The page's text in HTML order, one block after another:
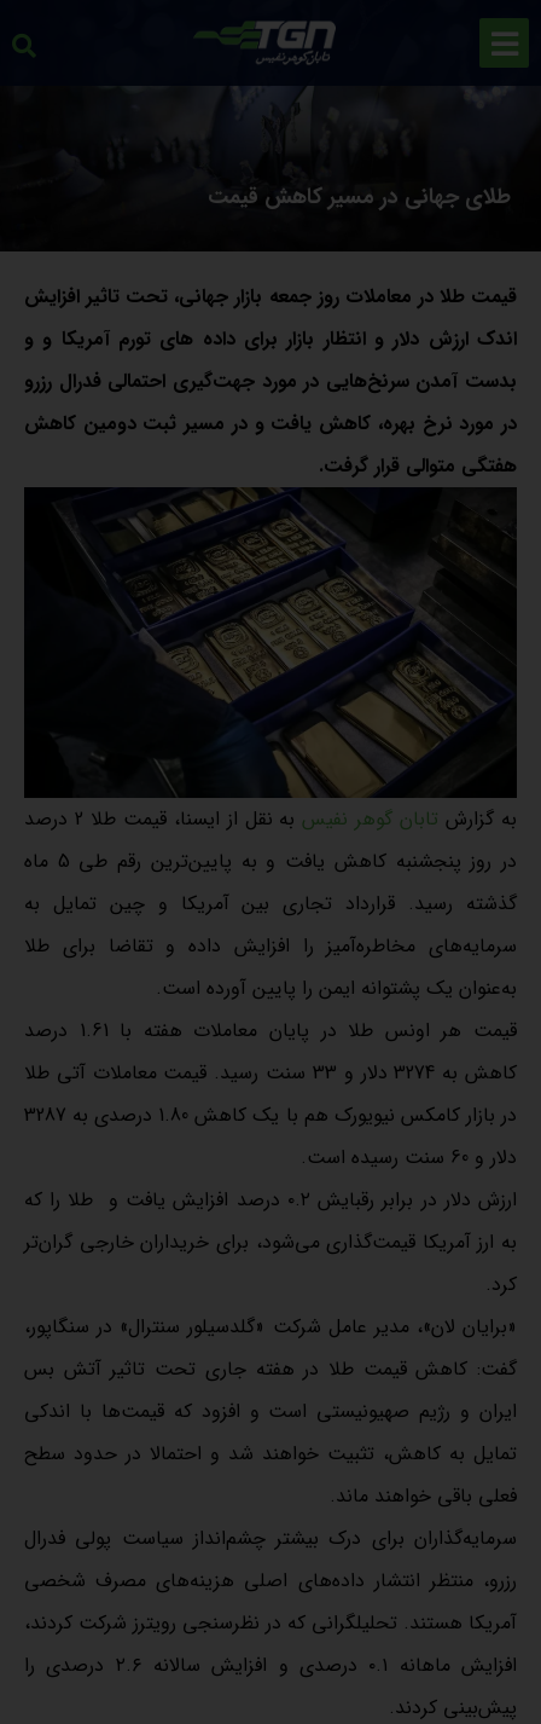
طلای جهانی در مسیر کاهش قیمت
قیمت طلا در معاملات روز جمعه بازار جهانی، تحت تاثیر افزایش
اندک ارزش دلار و انتظار بازار برای داده های تورم آمریکا و و
بدست آمدن سرنخ‌هایی در مورد جهت‌گیری احتمالی فدرال رزرو
در مورد نرخ بهره، کاهش یافت و در مسیر ثبت دومین کاهش
هفتگی متوالی قرار گرفت.
به گزارش تابان گوهر نفیس
به نقل از ایسنا، قیمت طلا 2 درصد
در روز پنجشنبه کاهش یافت و به پایین‌ترین رقم طی 5 ماه
گذشته رسید. قرارداد تجاری بین آمریکا و چین تمایل به
سرمایه‌های مخاطره‌آمیز را افزایش داده و تقاضا برای طلا
به‌عنوان یک پشتوانه ایمن را پایین آورده است.
قیمت هر اونس طلا در پایان معاملات هفته با 1.61 درصد
کاهش به 3274 دلار و 33 سنت رسید. قیمت معاملات آتی طلا
در بازار کامکس نیویورک هم با یک کاهش 1.80 درصدی به 3287
دلار و 60 سنت رسیده است.
ارزش دلار در برابر رقبایش ۰.۲ درصد افزایش یافت و طلا را که
به ارز آمریکا قیمت‌گذاری می‌شود، برای خریداران خارجی گران‌تر
کرد.
«برایان لان»، مدیر عامل شرکت «گلدسیلور سنترال» در سنگاپور،
گفت: کاهش قیمت طلا در هفته جاری تحت تاثیر آتش بس
ایران و رژیم صهیونیستی است و افزود که قیمت‌ها با اندکی
تمایل به کاهش، تثبیت خواهند شد و احتمالا در حدود سطح
فعلی باقی خواهند ماند.
سرمایه‌گذاران برای درک بیشتر چشم‌انداز سیاست پولی فدرال
رزرو، منتظر انتشار داده‌های اصلی هزینه‌های مصرف شخصی
آمریکا هستند. تحلیلگرانی که در نظرسنجی رویترز شرکت کردند،
افزایش ماهانه ۰.۱ درصدی و افزایش سالانه ۲.۶ درصدی را
پیش‌بینی کردند.